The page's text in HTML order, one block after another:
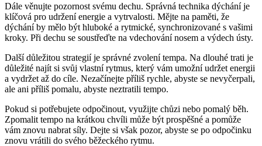
Dále věnujte pozornost svému dechu. Správná technika dýchání je
klíčová pro udržení energie a vytrvalosti. Mějte na paměti, že
dýchání by mělo být hluboké a rytmické, synchronizované s vašimi
kroky. Při dechu se soustřeďte na vdechování nosem a výdech ústy.
Další důležitou strategií je správné zvolení tempa. Na dlouhé trati je
důležité najít si svůj vlastní rytmus, který vám umožní udržet energii
a vydržet až do cíle. Nezačínejte příliš rychle, abyste se nevyčerpali,
ale ani příliš pomalu, abyste neztratili tempo.
Pokud si potřebujete odpočinout, využijte chůzi nebo pomalý běh.
Zpomalit tempo na krátkou chvíli může být prospěšné a pomůže
vám znovu nabrat síly. Dejte si však pozor, abyste se po odpočinku
znovu vrátili do svého běžeckého rytmu.